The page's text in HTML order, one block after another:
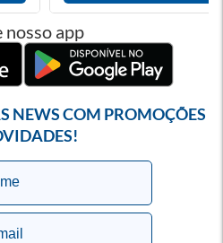
nosso app
NEWS COM PROMOÇÕES